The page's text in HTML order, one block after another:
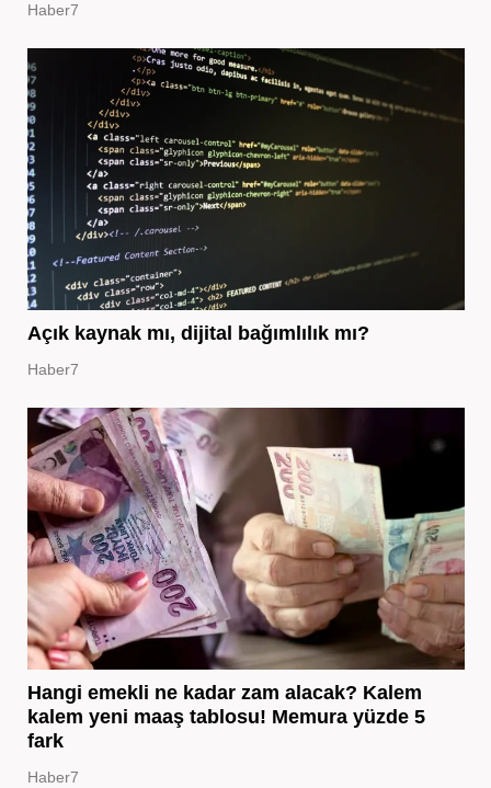
Haber7
Açık kaynak mı, dijital bağımlılık mı?
Haber7
Hangi emekli ne kadar zam alacak? Kalem
kalem yeni maaş tablosu! Memura yüzde 5
fark
Haber7